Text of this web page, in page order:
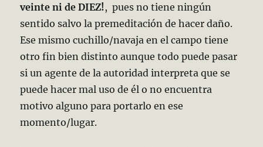
veinte ni de DIEZ!, pues no tiene ningún
sentido salvo la premeditación de hacer daño.
Ese mismo cuchillo/navaja en el campo tiene
otro fin bien distinto aunque todo puede pasar
si un agente de la autoridad interpreta que se
puede hacer mal uso de él o no encuentra
motivo alguno para portarlo en ese
momento/lugar.